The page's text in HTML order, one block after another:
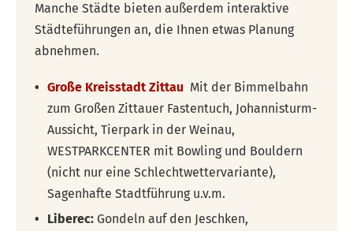
Manche Städte bieten außerdem interaktive
Städteführungen an, die Ihnen etwas Planung
abnehmen.
Große Kreisstadt Zittau Mit der Bimmelbahn
zum Großen Zittauer Fastentuch, Johannisturm-
Aussicht, Tierpark in der Weinau,
WESTPARKCENTER mit Bowling und Bouldern
(nicht nur eine Schlechtwettervariante),
Sagenhafte Stadtführung u.v.m.
Liberec: Gondeln auf den Jeschken,